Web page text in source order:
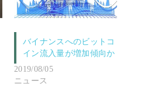
バイナンスへのビットコ
イン流入量が増加傾向か
2019/08/05
ニュース